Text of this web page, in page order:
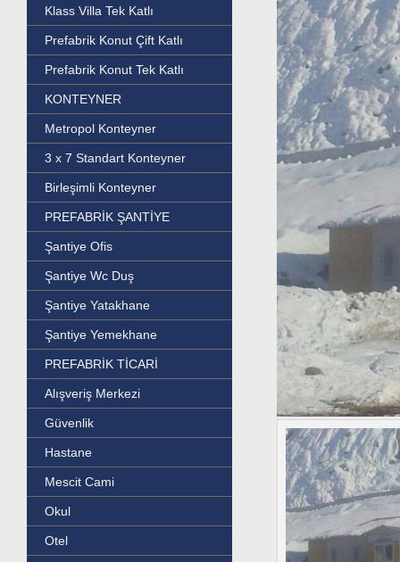
Klass Villa Tek Katlı
Prefabrik Konut Çift Katlı
Prefabrik Konut Tek Katlı
KONTEYNER
Metropol Konteyner
3 x 7 Standart Konteyner
Birleşimli Konteyner
PREFABRİK ŞANTİYE
Şantiye Ofis
Şantiye Wc Duş
Şantiye Yatakhane
Şantiye Yemekhane
PREFABRİK TİCARİ
Alışveriş Merkezi
Güvenlik
Hastane
Mescit Cami
Okul
Otel